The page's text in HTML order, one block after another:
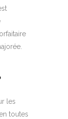
les
toutes